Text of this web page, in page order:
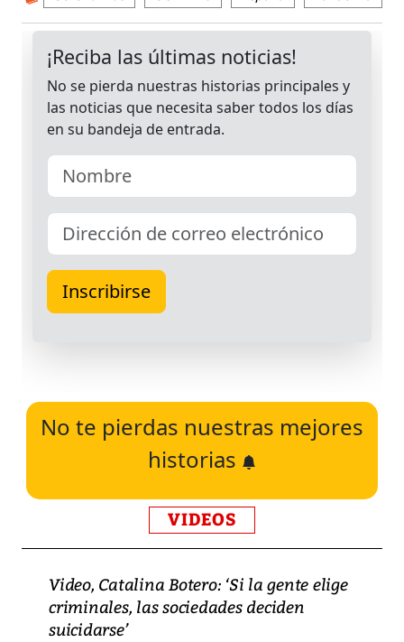
No te pierdas nuestras mejores
historias
VIDEOS
Video, Catalina Botero: ‘Si la gente elige
criminales, las sociedades deciden
suicidarse’